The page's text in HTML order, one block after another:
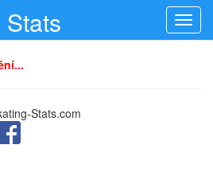
Stats.com